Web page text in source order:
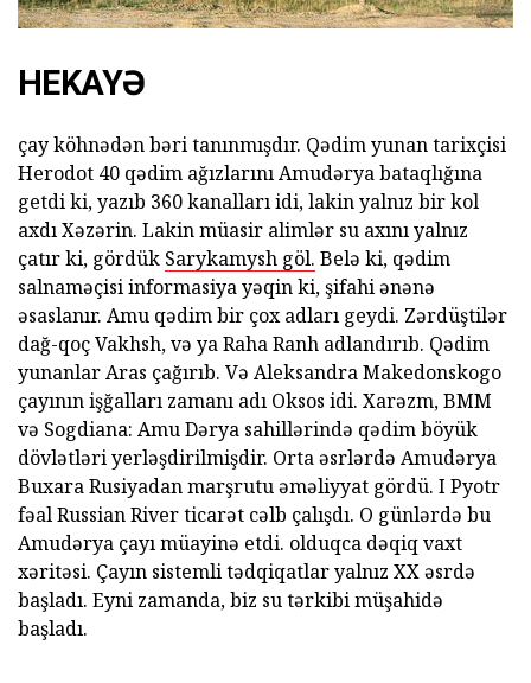
HEKAYƏ
çay köhnədən bəri tanınmışdır. Qədim yunan tarixçisi
Herodot 40 qədim ağızlarını Amudərya bataqlığına
getdi ki, yazıb 360 kanalları idi, lakin yalnız bir kol
axdı Xəzərin. Lakin müasir alimlər su axını yalnız
çatır ki, gördük Sarykamysh göl. Belə ki, qədim
salnaməçisi informasiya yəqin ki, şifahi ənənə
əsaslanır. Amu qədim bir çox adları geydi. Zərdüştilər
dağ-qoç Vakhsh, və ya Raha Ranh adlandırıb. Qədim
yunanlar Aras çağırıb. Və Aleksandra Makedonskogo
çayının işğalları zamanı adı Oksos idi. Xarəzm, BMM
və Sogdiana: Amu Dərya sahillərində qədim böyük
dövlətləri yerləşdirilmişdir. Orta əsrlərdə Amudərya
Buxara Rusiyadan marşrutu əməliyyat gördü. I Pyotr
fəal Russian River ticarət cəlb çalışdı. O günlərdə bu
Amudərya çayı müayinə etdi. olduqca dəqiq vaxt
xəritəsi. Çayın sistemli tədqiqatlar yalnız XX əsrdə
başladı. Eyni zamanda, biz su tərkibi müşahidə
başladı.